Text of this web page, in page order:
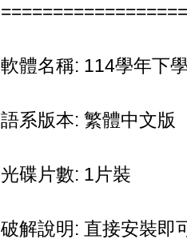
軟體名稱: 114學年下
語系版本: 繁體中文版
光碟片數: 1片裝
破解說明: 直接安裝即